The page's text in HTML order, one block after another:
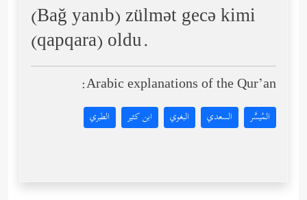
(Bağ yanıb) zülmət gecə kimi
(qapqara) oldu.
Arabic explanations of the Qur’an:
المُيسَّر السعدي البغوي ابن كثير الطبري